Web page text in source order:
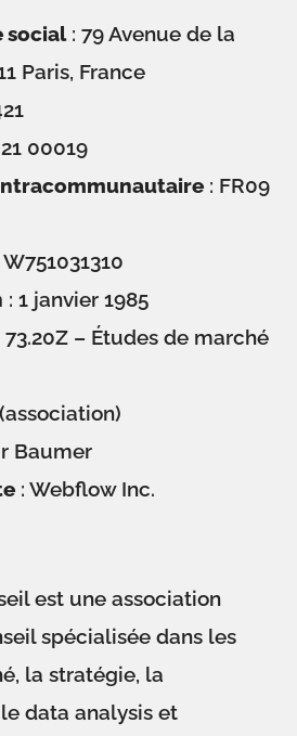
social: 79 Avenue de la
Paris, France
00019
: FR09
: 1 janvier 1985
– Études de marché
Baumer
: Webflow Inc.
est une association
spécialisée dans les
la stratégie, la
data analysis et